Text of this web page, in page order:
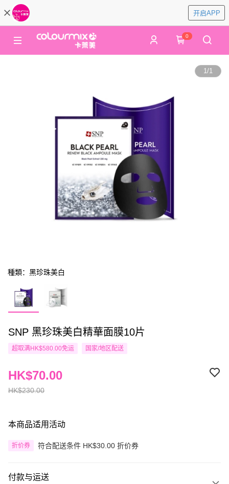
开启APP
0
1/1
種類：黑珍珠美白
SNP 黑珍珠美白精華面膜10片
超取满HK$580.00免运 国家/地区配送
HK$230.00
HK$70.00
本商品适用活动
折价券 符合配送条件 HK$30.00 折价券
付款与运送